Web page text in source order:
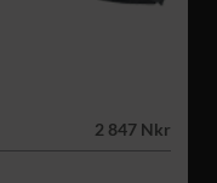
2 847 Nkr